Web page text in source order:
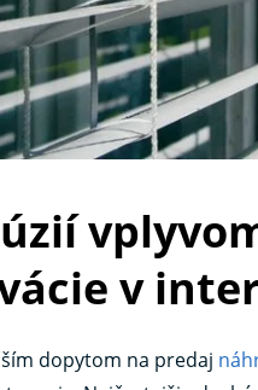
v
dopytom na predaj